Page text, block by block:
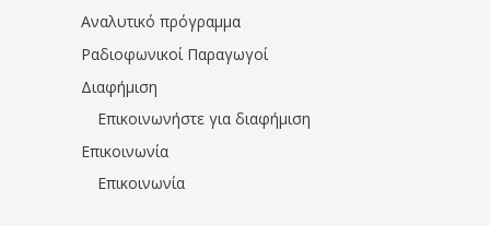
Αναλυτικό πρόγραμμα
Ραδιοφωνικοί Παραγωγοί
Διαφήμιση
Επικοινωνήστε για διαφήμιση
Επικοινωνία
Επικοινωνία